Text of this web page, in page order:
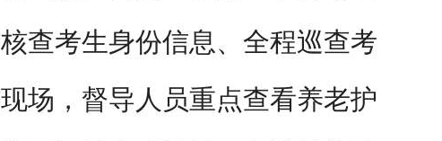
查考生身份信息、全程巡查考
场，督导人员重点查看养老护